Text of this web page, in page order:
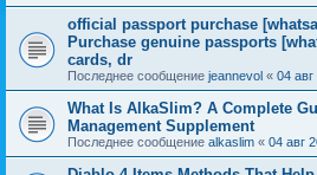
official passport purchase
Purchase genuine passports
cards, dr
Последнее сообщение jeannevol « 04
What Is AlkaSlim? A Complete
Management Supplement
Последнее сообщение alkaslim « 04 авг